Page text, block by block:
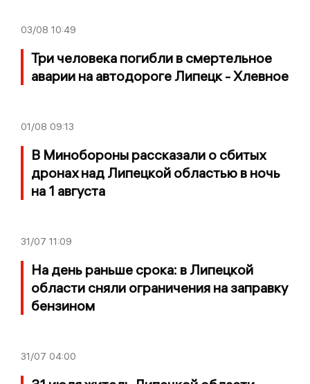
03/08 10:49
Три человека погибли в смертельное
аварии на автодороге Липецк - Хлевное
01/08 09:13
В Минобороны рассказали о сбитых
дронах над Липецкой областью в ночь
на 1 августа
31/07 11:09
На день раньше срока: в Липецкой
области сняли ограничения на заправку
бензином
31/07 04:00